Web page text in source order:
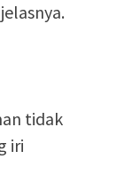
tidak
iri